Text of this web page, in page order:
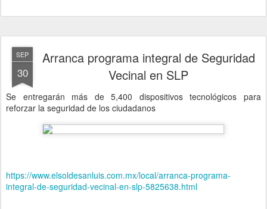
SEP
30
Arranca programa integral de Seguridad
Vecinal en SLP
Se entregarán más de 5,400 dispositivos tecnológicos para
reforzar la seguridad de los ciudadanos
https://www.elsoldesanluis.com.mx/local/arranca-programa-
integral-de-seguridad-vecinal-en-slp-5825638.html